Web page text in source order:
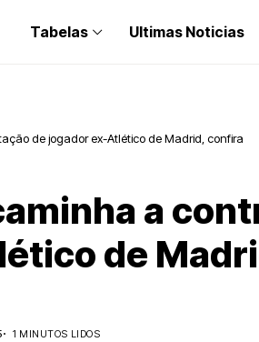
Tabelas Ultimas Noticias
de jogador ex-Atlético de Madrid, confira
a
de
1 MINUTOS LIDOS